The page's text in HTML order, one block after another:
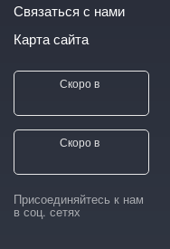
Связаться с нами
Карта сайта
Скоро в
Скоро в
Присоединяйтесь к нам
в соц. сетях